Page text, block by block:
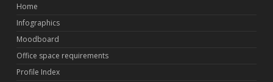
Home
Infographics
Moodboard
Office space requirements
Profile Index